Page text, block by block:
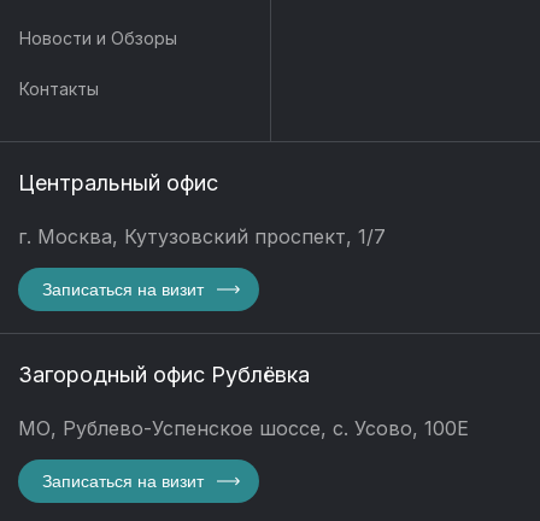
Новости и Обзоры
Контакты
Центральный офис
г. Москва, Кутузовский проспект, 1/7
Записаться на визит
Загородный офис Рублёвка
МО, Рублево-Успенское шоссе, с. Усово, 100Е
Записаться на визит